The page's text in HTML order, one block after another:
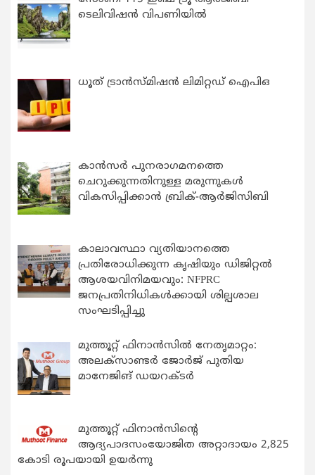
ടെലിവിഷൻ വിപണിയിൽ
ധൂത് ട്രാൻസ്മിഷൻ ലിമിറ്റഡ് ഐപിഒ
കാന്‍സര്‍ പുനരാഗമനത്തെ
ചെറുക്കുന്നതിനുള്ള മരുന്നുകള്‍
വികസിപ്പിക്കാന്‍ ബ്രിക്-ആര്‍ജിസിബി
കാലാവസ്ഥാ വ്യതിയാനത്തെ
പ്രതിരോധിക്കുന്ന കൃഷിയും ഡിജിറ്റൽ
ആശയവിനിമയവും: NFPRC
ജനപ്രതിനിധികൾക്കായി ശില്പശാല
സംഘടിപ്പിച്ചു
മുത്തൂറ്റ് ഫിനാൻസിൽ നേതൃമാറ്റം:
അലക്സാണ്ടർ ജോർജ് പുതിയ
മാനേജിങ് ഡയറക്ടർ
മുത്തൂറ്റ് ഫിനാൻസിന്റെ
ആദ്യപാദസംയോജിത അറ്റാദായം 2,825
കോടി രൂപയായി ഉയർന്നു